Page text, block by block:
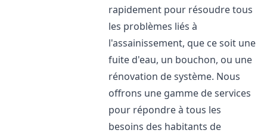
rapidement pour résoudre tous
les problèmes liés à
l'assainissement, que ce soit une
fuite d'eau, un bouchon, ou une
rénovation de système. Nous
offrons une gamme de services
pour répondre à tous les
besoins des habitants de